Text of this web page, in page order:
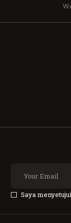
Saya menyetujui